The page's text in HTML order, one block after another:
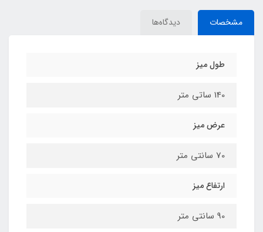
مشخصات دیدگاه‌ها
طول میز
140 ساتی متر
عرض میز
70 سانتی متر
ارتفاع میز
90 سانتی متر